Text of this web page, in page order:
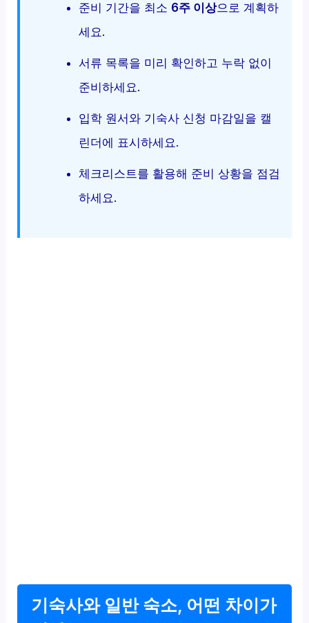
준비 기간을 최소 6주 이상으로 계획하
세요.
서류 목록을 미리 확인하고 누락 없이
준비하세요.
입학 원서와 기숙사 신청 마감일을 캘
린더에 표시하세요.
체크리스트를 활용해 준비 상황을 점검
하세요.
기숙사와 일반 숙소, 어떤 차이가